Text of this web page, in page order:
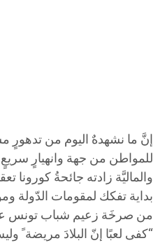
إنَّ ما نشهدهٌ اليوم من تدهورٍ
للمواطن من جهة وانهيارٍ
والماليَّة زادته جائحةُ كورونا
بداية تفكك لمقومات الدّولة
من صرخَة زعيم شباب تونس
“كفى لعبًا إنّ البلادَ مريضة